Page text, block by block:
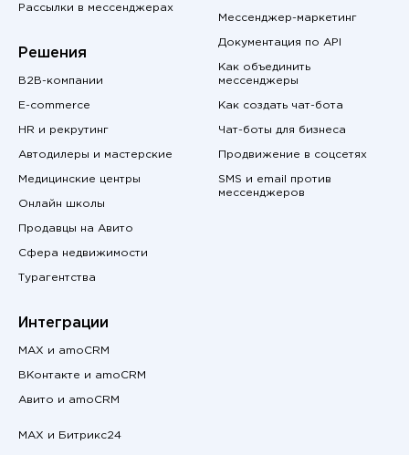
Рассылки в мессенджерах
Решения
B2B-компании
E-commerce
HR и рекрутинг
Автодилеры и мастерские
Медицинские центры
Онлайн школы
Продавцы на Авито
Сфера недвижимости
Турагентства
Интеграции
MAX и amoCRM
ВКонтакте и amoCRM
Авито и amoCRM
MAX и Битрикс24
Мессенджер-маркетинг
Документация по API
Как объединить
мессенджеры
Как создать чат-бота
Чат-боты для бизнеса
Продвижение в соцсетях
SMS и email против
мессенджеров